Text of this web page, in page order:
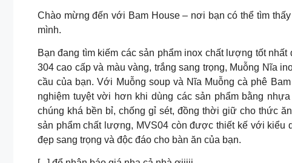
Chào mừng đến với Bam House – nơi bạn có thể tìm
mình.
Bạn đang tìm kiếm các sản phẩm inox chất lượng tốt
304 cao cấp và màu vàng, trắng sang trọng, Muỗng Nĩa
cầu của bạn. Với Muỗng soup và Nĩa Muỗng cà phê
nghiệm tuyệt vời hơn khi dùng các sản phẩm bằng
chúng khá bền bỉ, chống gỉ sét, đồng thời giữ cho thức
sản phẩm chất lượng, MVS04 còn được thiết kế với kiểu
đẹp sang trọng và độc đáo cho bàn ăn của bạn.